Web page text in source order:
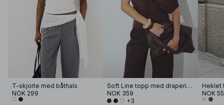
T-skjorte med båthals
NOK 299
Soft Line topp med drapering
NOK 359
+3
NOK